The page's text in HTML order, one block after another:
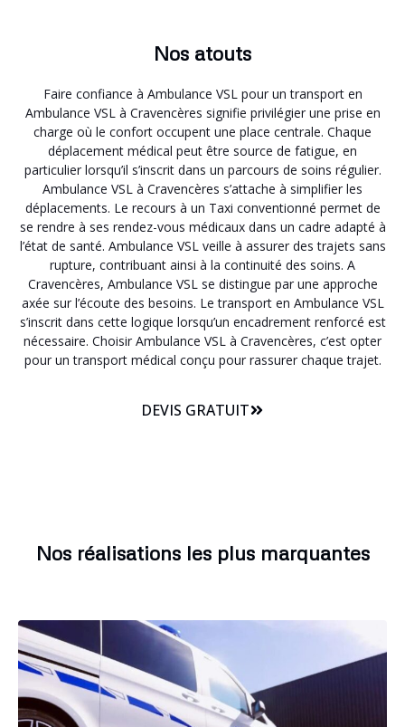
Nos atouts
Faire confiance à Ambulance VSL pour un transport en
Ambulance VSL à Cravencères signifie privilégier une prise en
charge où le confort occupent une place centrale. Chaque
déplacement médical peut être source de fatigue, en
particulier lorsqu’il s’inscrit dans un parcours de soins régulier.
Ambulance VSL à Cravencères s’attache à simplifier les
déplacements. Le recours à un Taxi conventionné permet de
se rendre à ses rendez-vous médicaux dans un cadre adapté à
l’état de santé. Ambulance VSL veille à assurer des trajets sans
rupture, contribuant ainsi à la continuité des soins. A
Cravencères, Ambulance VSL se distingue par une approche
axée sur l’écoute des besoins. Le transport en Ambulance VSL
s’inscrit dans cette logique lorsqu’un encadrement renforcé est
nécessaire. Choisir Ambulance VSL à Cravencères, c’est opter
pour un transport médical conçu pour rassurer chaque trajet.
DEVIS GRATUIT
Nos réalisations les plus marquantes